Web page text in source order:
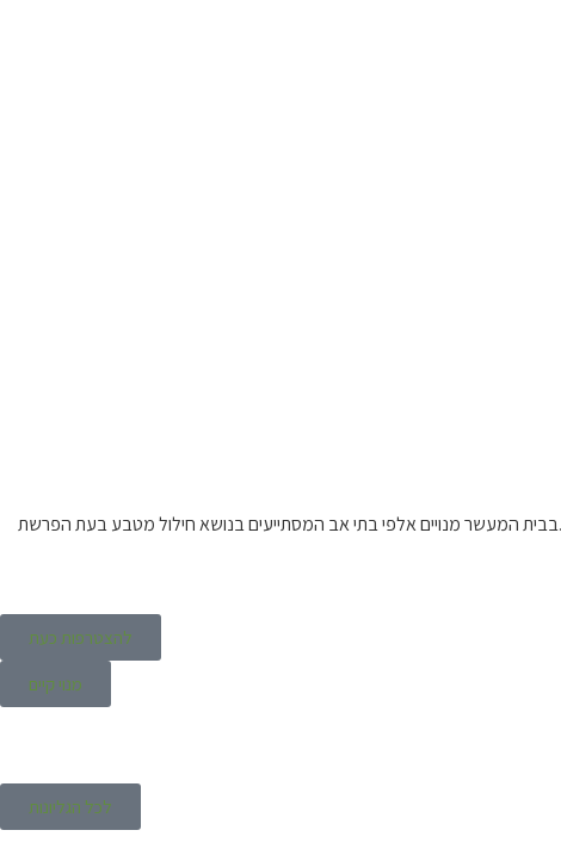
המעשר מנויים אלפי בתי אב המסתייעים בנושא חילול מטבע בעת הפרשת
להצטרפות כעת
מנוי קיים
לכל הגליונות